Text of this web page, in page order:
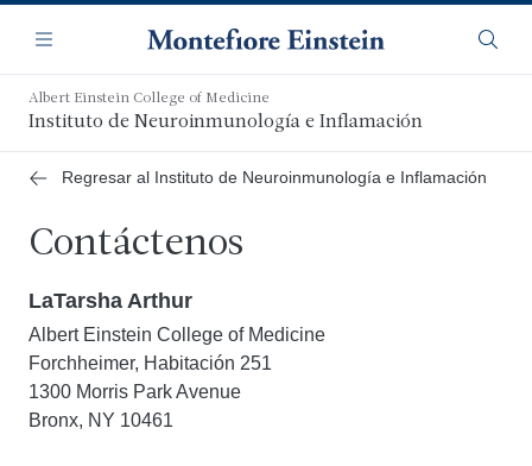
contenido
principal
Navegación
Menú
Albert Einstein College of Medicine
Instituto de Neuroinmunología e Inflamación
Regresar al Instituto de Neuroinmunología e Inflamación
Contáctenos
LaTarsha Arthur
Albert Einstein College of Medicine
Forchheimer, Habitación 251
1300 Morris Park Avenue
Bronx, NY 10461